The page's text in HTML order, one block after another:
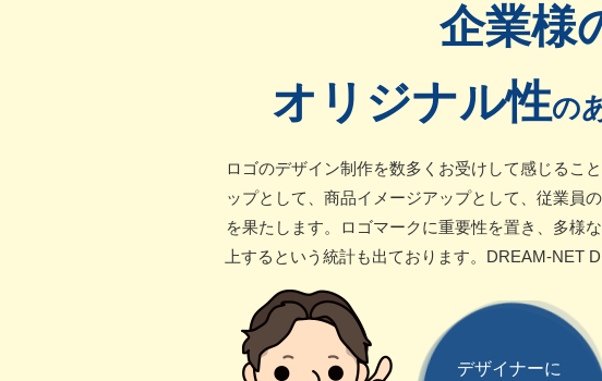
企業様
オリジナル性の
ロゴのデザイン制作を数多くお受けして感じるこ
ップとして、商品イメージアップとして、従業員
を果たします。ロゴマークに重要性を置き、多様
上するという統計も出ております。DREAM-NET
デザイナーに